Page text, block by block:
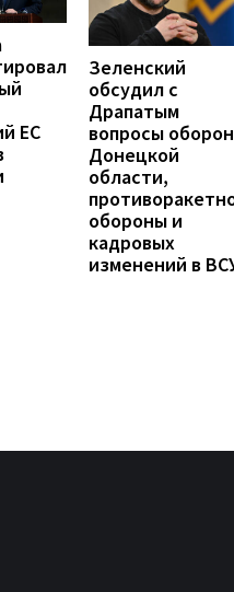
ЕС
Зеленский
обсудил с
Драпатым
вопросы
Донецкой
области,
обороны и
кадровых
изменений в